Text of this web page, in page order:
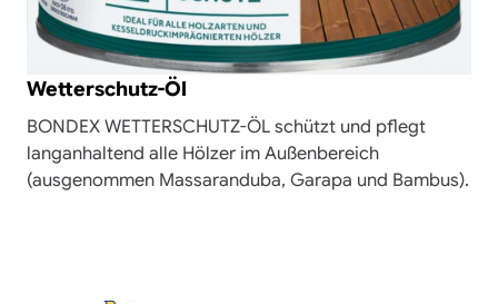
Wetterschutz-Öl
BONDEX WETTERSCHUTZ-ÖL schützt und pflegt
langanhaltend alle Hölzer im Außenbereich
(ausgenommen Massaranduba, Garapa und Bambus).